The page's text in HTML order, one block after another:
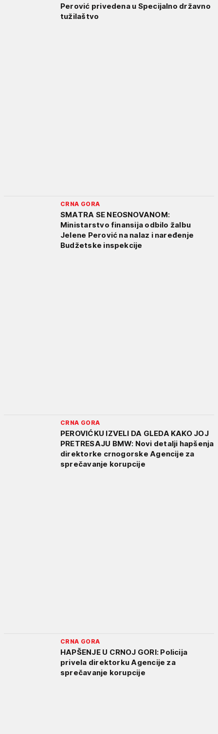
Perović privedena u Specijalno državno
tužilaštvo
CRNA GORA
SMATRA SE NEOSNOVANOM:
Ministarstvo finansija odbilo žalbu
Jelene Perović na nalaz i naređenje
Budžetske inspekcije
CRNA GORA
PEROVIĆKU IZVELI DA GLEDA KAKO JOJ
PRETRESAJU BMW: Novi detalji hapšenja
direktorke crnogorske Agencije za
sprečavanje korupcije
CRNA GORA
HAPŠENJE U CRNOJ GORI: Policija
privela direktorku Agencije za
sprečavanje korupcije